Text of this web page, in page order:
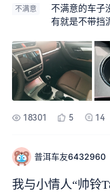
要的车，朋友
的意见都说好
地方，其次是
观就是放眼望
皮卡吗?我当
越野一族，这
野竞技套件，
门架，轮胎
不满意
不满意的车子
有就是不带挡
18301 5 14
普洱车友6432960
我与小情人“帅铃